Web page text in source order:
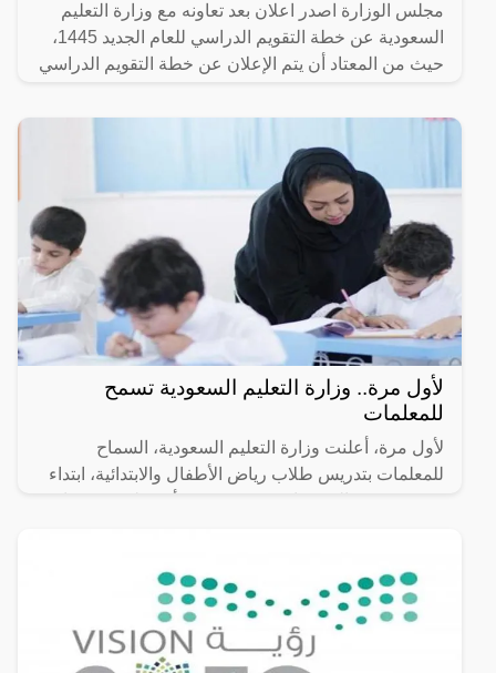
مجلس الوزارة اصدر اعلان بعد تعاونه مع وزارة التعليم
السعودية عن خطة التقويم الدراسي للعام الجديد 1445،
حيث من المعتاد أن يتم الإعلان عن خطة التقويم الدراسي
لأول مرة.. وزارة التعليم السعودية تسمح
للمعلمات
لأول مرة، أعلنت وزارة التعليم السعودية، السماح
للمعلمات بتدريس طلاب رياض الأطفال والابتدائية، ابتداء